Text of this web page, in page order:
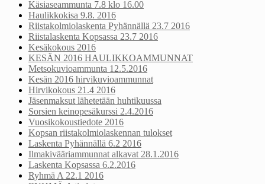
Käsiaseammunta 7.8 klo 16.00
Haulikkokisa 9.8. 2016
Riistakolmiolaskenta Pyhännällä 23.7 2016
Riistalaskenta Kopsassa 23.7 2016
Kesäkokous 2016
KESÄN 2016 HAULIKKOAMMUNNAT
Metsokuvioammunta 12.5.2016
Kesän 2016 hirvikuvioammunnat
Hirvikokous 21.4 2016
Jäsenmaksut lähetetään huhtikuussa
Sorsien keinopesäkurssi 2.4.2016
Vuosikokoustiedote 2016
Kopsan riistakolmiolaskennan tulokset
Laskenta Pyhännällä 6.2 2016
Ilmakivääriammunnat alkavat 28.1.2016
Laskenta Kopsassa 6.2.2016
Ryhmä A 22.1 2016